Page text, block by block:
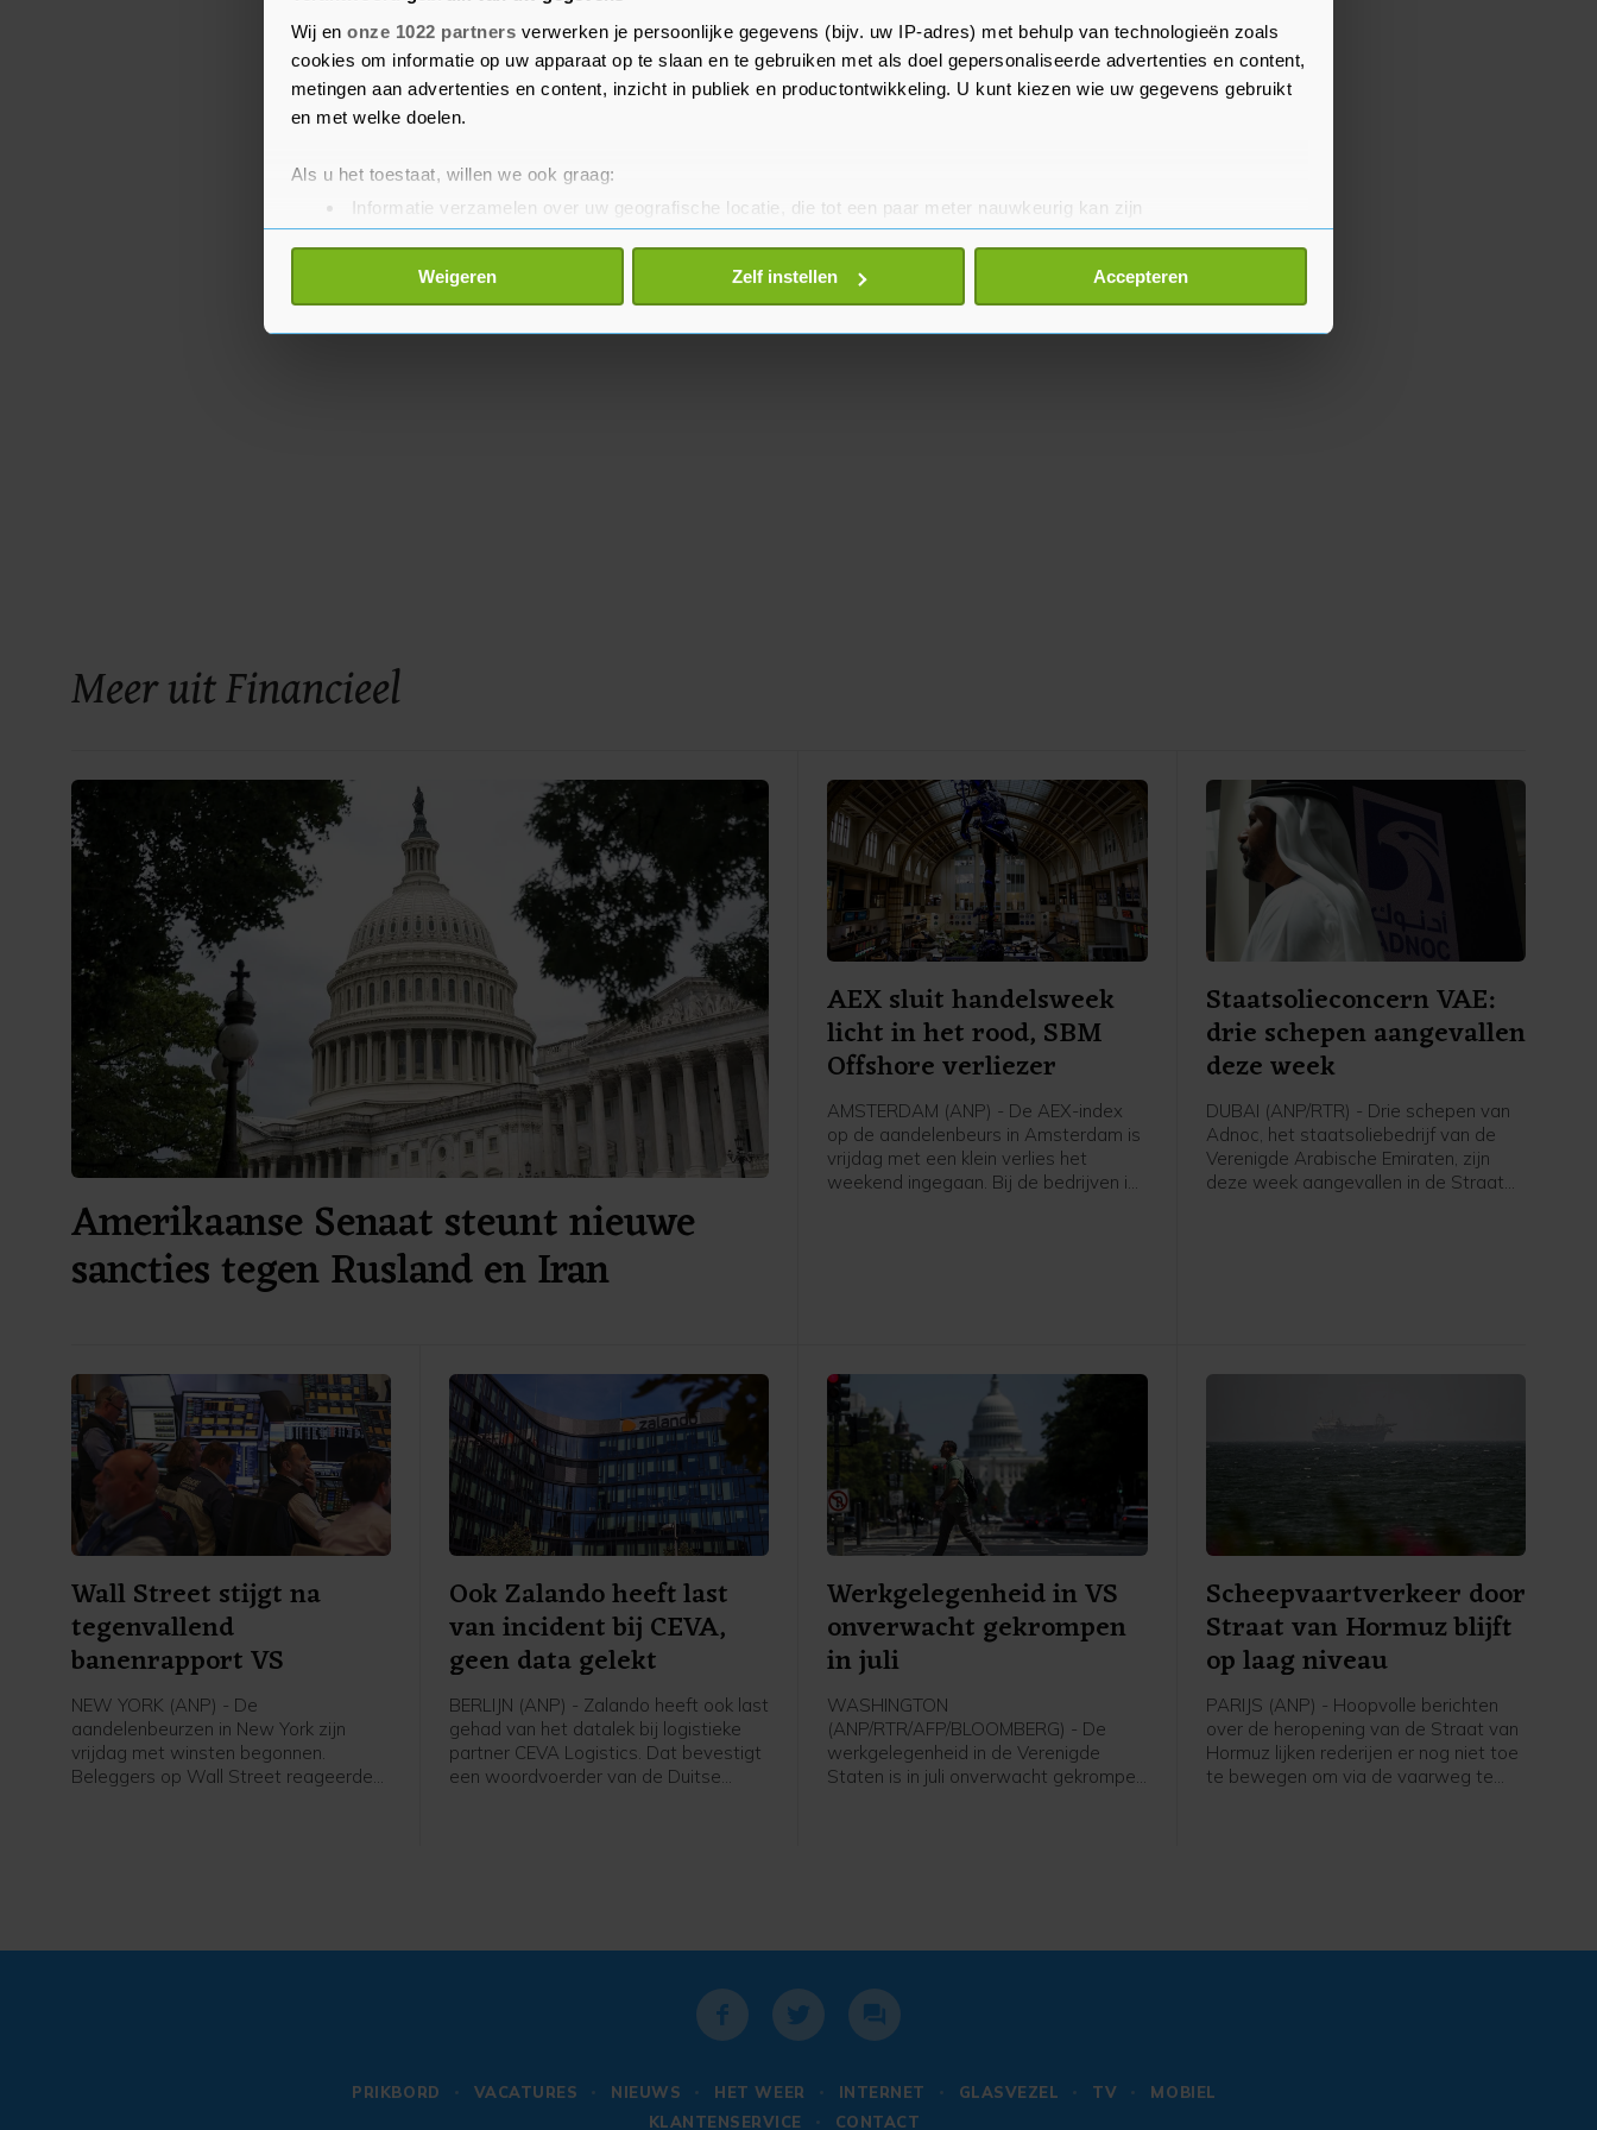
Wij en onze 1022 partners verwerken je persoonlijke gegevens (bijv. uw IP-adres) met behulp van technologieën zoals
cookies om informatie op uw apparaat op te slaan en te gebruiken met als doel gepersonaliseerde advertenties en content,
metingen aan advertenties en content, inzicht in publiek en productontwikkeling. U kunt kiezen wie uw gegevens gebruikt
en met welke doelen.
Als u het toestaat, willen we ook graag:
Informatie verzamelen over uw geografische locatie, die tot een paar meter nauwkeurig kan zijn
Uw apparaat identificeren door het actief te scannen op specifieke eigenschappen (fingerprinting)
Lees meer over hoe uw persoonlijke gegevens worden verwerkt en stel uw voorkeuren in het
detailgedeelte
toestemming op elk moment wijzigen of intrekken in de Cookieverklaring.
Weigeren Zelf instellen Accepteren
The Wall Street Journal, WSJ.com. Hij werkte eerder ook
voor The Wall Street Journal en Dow Jones Newswires in
Azië.
Meer uit Financieel
Amerikaanse Senaat steunt nieuwe
sancties tegen Rusland en Iran
AEX sluit handelsweek
licht in het rood, SBM
Offshore verliezer
AMSTERDAM (ANP) - De AEX-index
op de aandelenbeurs in Amsterdam is
vrijdag met een klein verlies het
weekend ingegaan. Bij de bedrijven in
belangrijke Amerikaanse
banenrapport, dat veel zwakker uitviel
dan verwacht.
Staatsolieconcern VAE:
drie schepen aangevallen
deze week
DUBAI (ANP/RTR) - Drie schepen van
Adnoc, het staatsoliebedrijf van de
Verenigde Arabische Emiraten, zijn
deze week aangevallen in de Straat
Wall Street stijgt na
tegenvallend
banenrapport VS
NEW YORK (ANP) - De
aandelenbeurzen in New York zijn
vrijdag met winsten begonnen.
Beleggers op Wall Street reageerden
Ook Zalando heeft last
van incident bij CEVA,
geen data gelekt
BERLIJN (ANP) - Zalando heeft ook last
gehad van het datalek bij logistieke
partner CEVA Logistics. Dat bevestigt
een woordvoerder van de Duitse
Werkgelegenheid in VS
onverwacht gekrompen
in juli
WASHINGTON
(ANP/RTR/AFP/BLOOMBERG) - De
werkgelegenheid in de Verenigde
Staten is in juli onverwacht gekrompen
banen. Voor die maand werd eerder
een groei met 57.000 arbeidsplaatsen
gemeld.
Scheepvaartverkeer door
Straat van Hormuz blijft
op laag niveau
PARIJS (ANP) - Hoopvolle berichten
over de heropening van de Straat van
Hormuz lijken rederijen er nog niet toe
te bewegen om via de vaarweg te
PRIKBORD VACATURES NIEUWS HET WEER INTERNET GLASVEZEL TV
MOBIEL
KLANTENSERVICE
CONTACT